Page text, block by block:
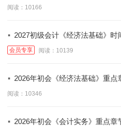
阅读：10166
· 2027初级会计《经济法基础》时
会员专享 阅读：10139
· 2026年初会《经济法基础》重点
阅读：10346
· 2026年初会《会计实务》重点章